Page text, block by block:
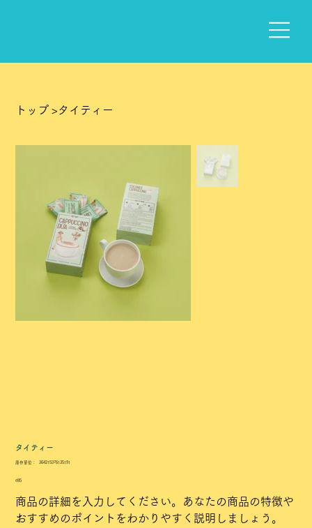
トップ >タイティー
タイティー
庫存單位：
SKU
364215376135191
價
₫85
商品の詳細を入力してください。あなたの商品の特徴や
おすすめのポイントをわかりやすく説明しましょう。